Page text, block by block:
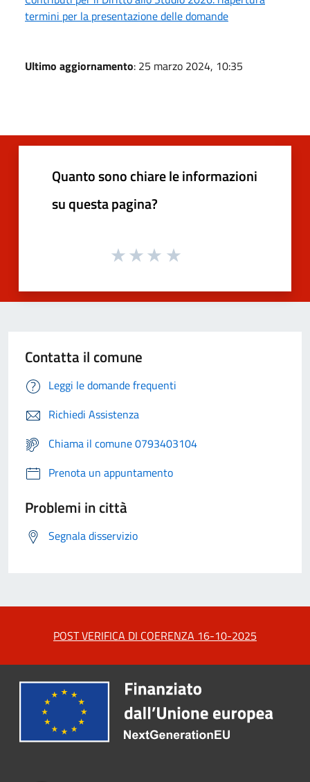
termini per la presentazione delle domande
Ultimo aggiornamento: 25 marzo 2024, 10:35
Quanto sono chiare le informazioni
su questa pagina?
Contatta il comune
Leggi le domande frequenti
Richiedi Assistenza
Chiama il comune 0793403104
Prenota un appuntamento
Problemi in città
Segnala disservizio
POST VERIFICA DI COERENZA 16-10-2025